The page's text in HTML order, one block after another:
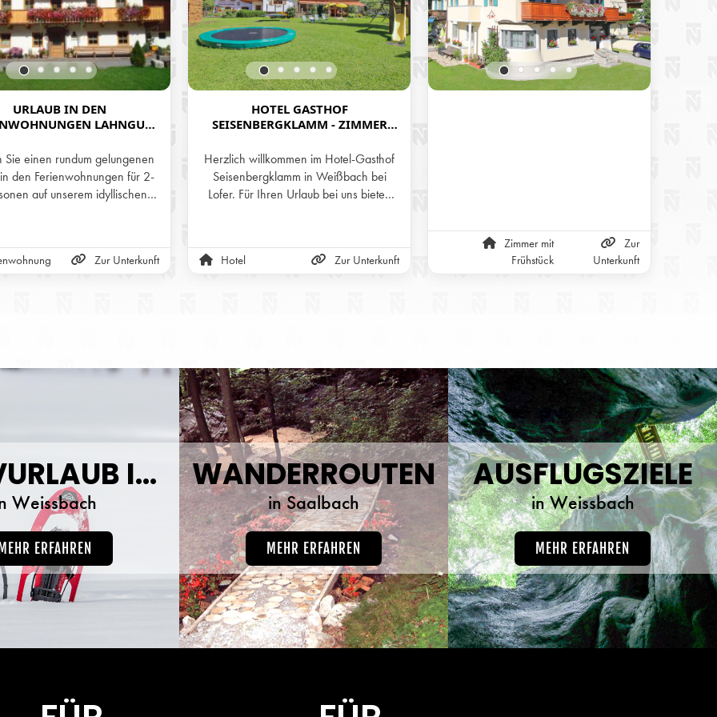
URLAUB IN DEN
LAHNGUT
Sie einen rundum gelungenen
den Ferienwohnungen für 2-
auf unserem idyllischen
Urlaub mit Kindern geeignet
sich in ruhiger und doch
Zur Unterkunft
HOTEL GASTHOF
SEISENBERGKLAMM - ZIMMER
HALBPENSION IN WEISSBACH BEI L
OFER
Herzlich willkommen im Hotel-Gasthof
Seisenbergklamm in Weißbach bei
Lofer. Für Ihren Urlaub bei uns bieten
wahlweise mittags oder abends). Ein
Eigener Wellnessbereich im Hotel
Hotel Zur Unterkunft
Zimmer mit
Frühstück
Zur
Unterkunft
AKTIVURLAUB IM WINTER
Weissbach
MEHR ERFAHREN
WANDERROUTEN
in Saalbach
MEHR ERFAHREN
AUSFLUGSZIELE
in Weissbach
MEHR ERFAHREN